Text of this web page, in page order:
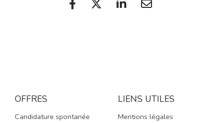
OFFRES
Candidature spontanée
LIENS UTILES
Mentions légales